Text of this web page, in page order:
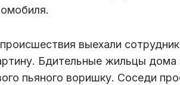
выехали
Бдительные жильцы дома
пьяного воришку. Соседи